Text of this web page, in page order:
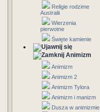
Religie rodzime
Australii
Wierzenia
pierwotne
Święte kamienie
Animizm
Animizm
Animizm 2
Animizm Tylora
Animizm i manizm
Dusza w animizmie